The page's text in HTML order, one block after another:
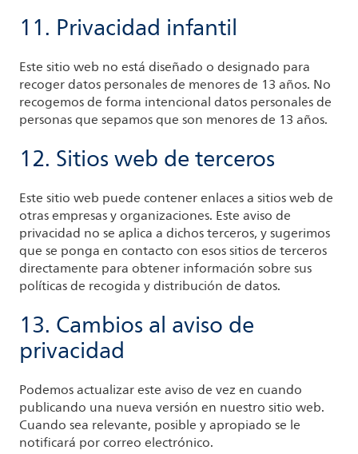
11. Privacidad infantil
Este sitio web no está diseñado o designado para
recoger datos personales de menores de 13 años. No
recogemos de forma intencional datos personales de
personas que sepamos que son menores de 13 años.
12. Sitios web de terceros
Este sitio web puede contener enlaces a sitios web de
otras empresas y organizaciones. Este aviso de
privacidad no se aplica a dichos terceros, y sugerimos
que se ponga en contacto con esos sitios de terceros
directamente para obtener información sobre sus
políticas de recogida y distribución de datos.
13. Cambios al aviso de
privacidad
Podemos actualizar este aviso de vez en cuando
publicando una nueva versión en nuestro sitio web.
Cuando sea relevante, posible y apropiado se le
notificará por correo electrónico.